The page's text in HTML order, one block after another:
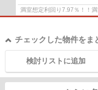
満室想定利回り7.97％！！
チェックした物件をま
検討リストに追加